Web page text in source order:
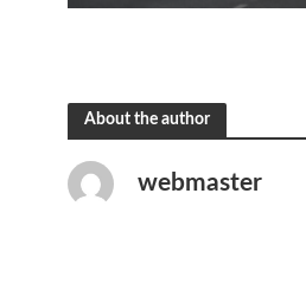
About the author
webmaster